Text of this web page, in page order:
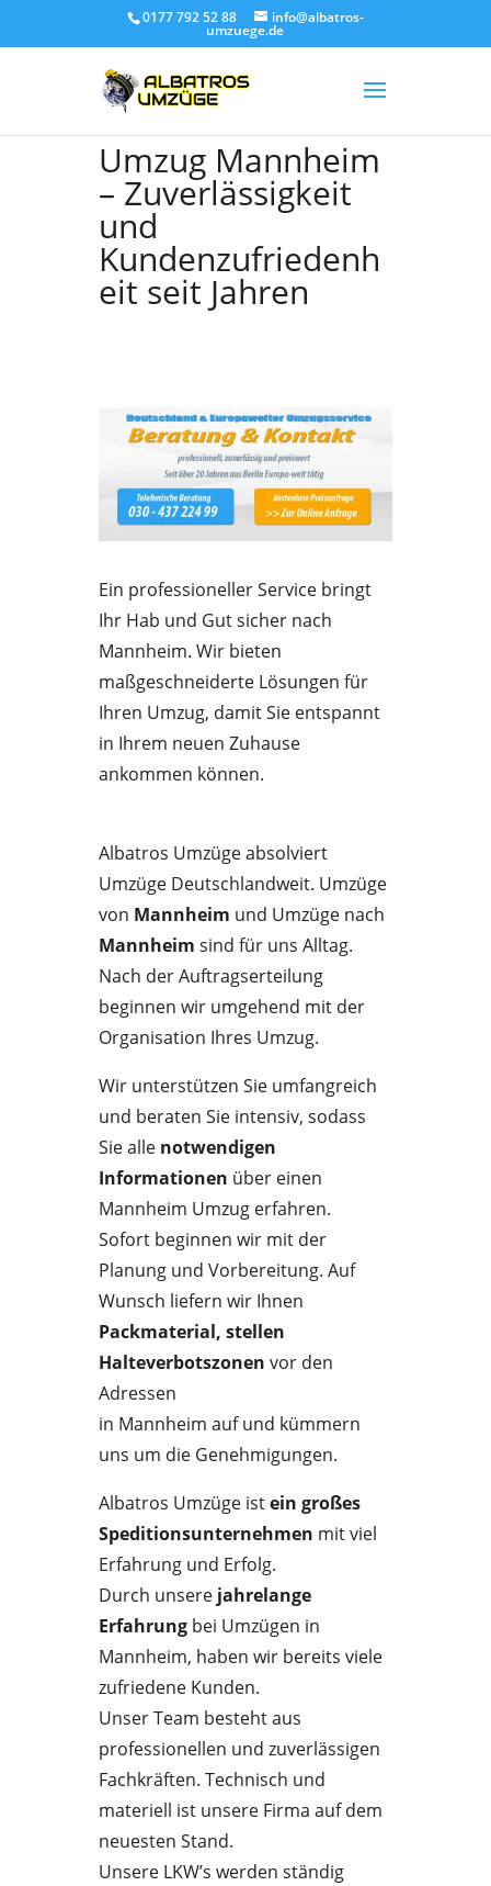
0177 792 52 88 info@albatros-
umzuege.de
Umzug Mannheim
– Zuverlässigkeit
und
Kundenzufriedenh
eit seit Jahren
Ein professioneller Service bringt
Ihr Hab und Gut sicher nach
Mannheim. Wir bieten
maßgeschneiderte Lösungen für
Ihren Umzug, damit Sie entspannt
in Ihrem neuen Zuhause
ankommen können.
Albatros Umzüge absolviert
Umzüge Deutschlandweit. Umzüge
von Mannheim und Umzüge nach
Mannheim sind für uns Alltag.
Nach der Auftragserteilung
beginnen wir umgehend mit der
Organisation Ihres Umzug.
Wir unterstützen Sie umfangreich
und beraten Sie intensiv, sodass
Sie alle notwendigen
Informationen über einen
Mannheim Umzug erfahren.
Sofort beginnen wir mit der
Planung und Vorbereitung. Auf
Wunsch liefern wir Ihnen
Packmaterial, stellen
Halteverbotszonen vor den
Adressen
in Mannheim auf und kümmern
uns um die Genehmigungen.
Albatros Umzüge istein großes
Speditionsunternehmen mit viel
Erfahrung und Erfolg.
Durch unserejahrelange
Erfahrungbei Umzügen in
Mannheim, haben wir bereits viele
zufriedene Kunden.
Unser Team besteht aus
professionellen und zuverlässigen
Fachkräften. Technisch und
materiell ist unsere Firma auf dem
neuesten Stand.
Unsere LKW’s werden ständig